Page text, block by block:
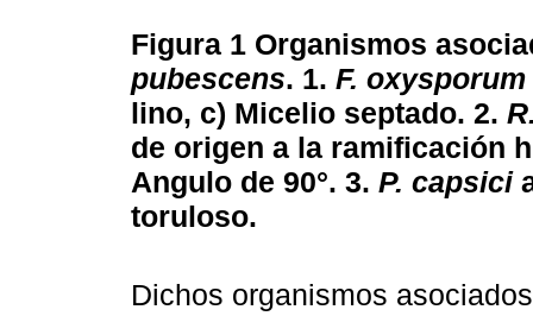
Figura 1 Organismos
pubescens. 1. F. oxysporum
lino, c) Micelio septado. 2.
de origen a la ramificación
Angulo de 90°. 3. P. capsici
toruloso.
Dichos organismos